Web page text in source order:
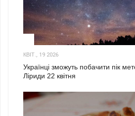
КВІТ., 19 2026
Українці зможуть побачити пік
Ліриди 22 квітня